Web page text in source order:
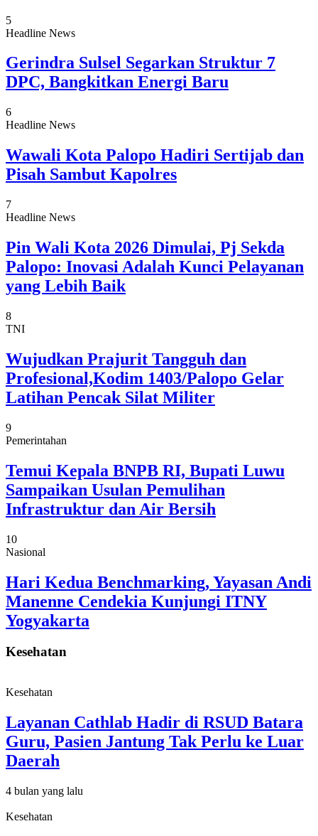
5
Headline News
Gerindra Sulsel Segarkan Struktur 7
DPC, Bangkitkan Energi Baru
6
Headline News
Wawali Kota Palopo Hadiri Sertijab dan
Pisah Sambut Kapolres
7
Headline News
Pin Wali Kota 2026 Dimulai, Pj Sekda
Palopo: Inovasi Adalah Kunci Pelayanan
yang Lebih Baik
8
TNI
Wujudkan Prajurit Tangguh dan
Profesional,Kodim 1403/Palopo Gelar
Latihan Pencak Silat Militer
9
Pemerintahan
Temui Kepala BNPB RI, Bupati Luwu
Sampaikan Usulan Pemulihan
Infrastruktur dan Air Bersih
10
Nasional
Hari Kedua Benchmarking, Yayasan Andi
Manenne Cendekia Kunjungi ITNY
Yogyakarta
Kesehatan
Kesehatan
Layanan Cathlab Hadir di RSUD Batara
Guru, Pasien Jantung Tak Perlu ke Luar
Daerah
4 bulan yang lalu
Kesehatan